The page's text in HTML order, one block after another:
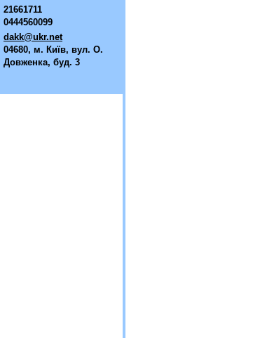
21661711
0444560099
dakk@ukr.net
04680, м. Київ, вул. О.
Довженка, буд. 3